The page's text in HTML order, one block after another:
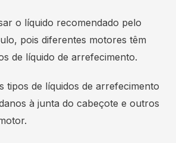
o líquido recomendado pelo
pois diferentes motores têm
de líquido de arrefecimento.
tipos de líquidos de arrefecimento
à junta do cabeçote e outros